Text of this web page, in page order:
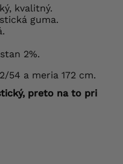
kvalitný.
guma.
2%.
54 a meria 172 cm.
preto na to pri